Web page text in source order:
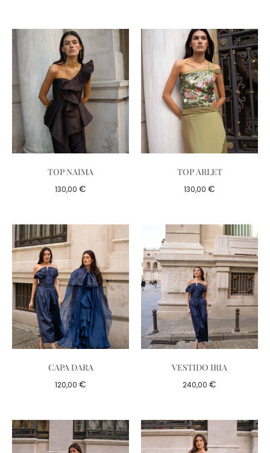
TOP NAIMA
130,00 €
TOP ARLET
130,00 €
CAPA DARA
120,00 €
VESTIDO IRIA
240,00 €